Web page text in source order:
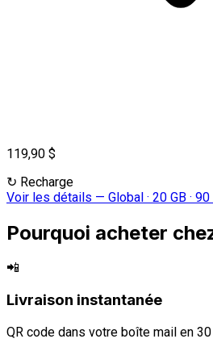
119,90 $
↻ Recharge
Voir les détails — Global · 20 GB ·
Pourquoi acheter
📲
Livraison instantanée
QR code dans votre boîte mail en